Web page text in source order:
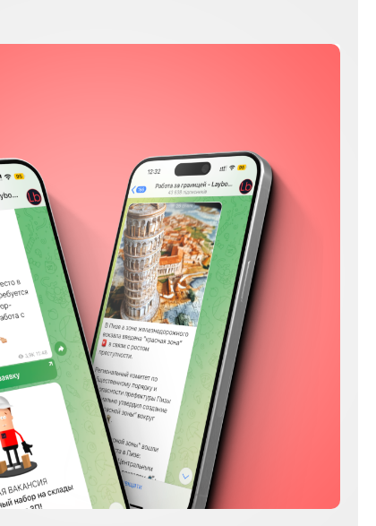
Facebook
YouTube